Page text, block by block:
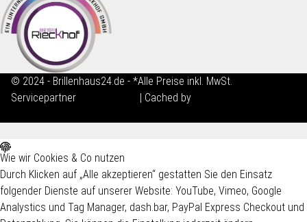
© 2024 - Brillenhaus24.de - *Alle Preise inkl. MwSt.
Servicepartner
| Cached by
Wie wir Cookies & Co nutzen
Durch Klicken auf „Alle akzeptieren“ gestatten Sie den Einsatz
folgender Dienste auf unserer Website: YouTube, Vimeo, Google
Analystics und Tag Manager, dash.bar, PayPal Express Checkout und